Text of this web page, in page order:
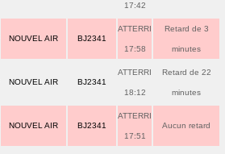
17:42
NOUVEL AIR BJ2341
ATTERRI
17:58
Retard de 3
minutes
NOUVEL AIR BJ2341
ATTERRI
18:12
Retard de 22
minutes
NOUVEL AIR BJ2341
ATTERRI
17:51
Aucun retard